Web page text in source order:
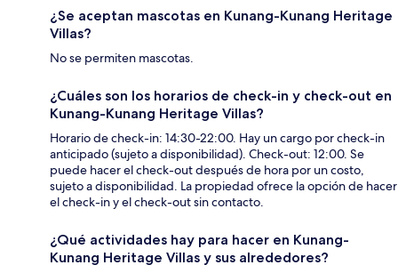
¿Se aceptan mascotas en Kunang-Kunang Heritage
Villas?
No se permiten mascotas.
¿Cuáles son los horarios de check-in y check-out en
Kunang-Kunang Heritage Villas?
Horario de check-in: 14:30-22:00. Hay un cargo por check-in
anticipado (sujeto a disponibilidad). Check-out: 12:00. Se
puede hacer el check-out después de hora por un costo,
sujeto a disponibilidad. La propiedad ofrece la opción de hacer
el check-in y el check-out sin contacto.
¿Qué actividades hay para hacer en Kunang-
Kunang Heritage Villas y sus alrededores?